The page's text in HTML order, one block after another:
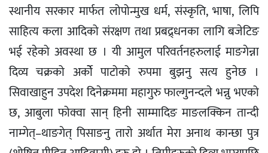
स्थानीय सरकार मार्फत लोपोन्मुख धर्म, संस्कृति, भाषा, लिपि
साहित्य कला आदिको संरक्षण तथा प्रबद्र्धनका लागि बजेटिङ
भई रहेको अवस्था छ । यी आमुल परिवर्तनहरुलाई माङगेन्ना
दिव्य चक्रको अर्कोे पाटोको रुपमा बुझनु सत्य हुनेछ ।
सिवाखाहुन उपदेश दिनेक्रममा महागुरु फाल्गुनन्दले भन्नु भएको
छ, आबुला फोक्वा सान् हिनी साम्मादिङ माङलक्किन तान्दी
नाम्गेत्–थाङगेत् पिसाङनु तारो अर्थात मेरा अनाथ कान्छा पुत्र